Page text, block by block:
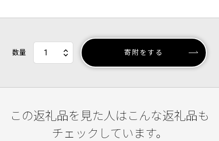
数量 寄附をする
この返礼品を見た人はこんな返礼品も
チェックしています。